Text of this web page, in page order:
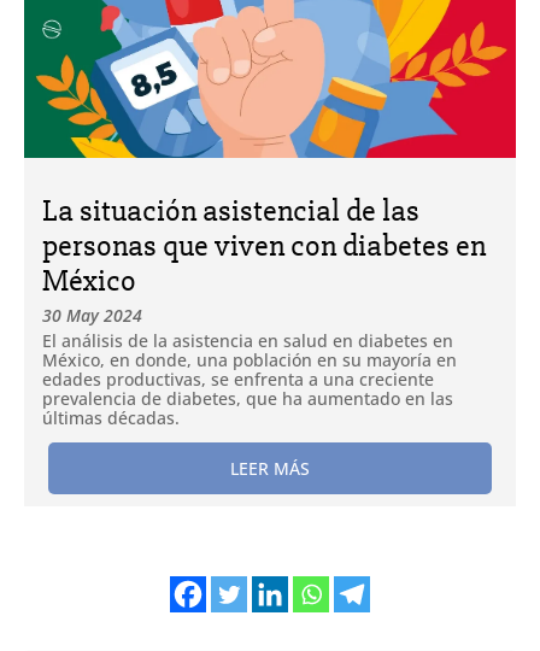
La situación asistencial de las
personas que viven con diabetes en
México
30 May 2024
El análisis de la asistencia en salud en diabetes en
México, en donde, una población en su mayoría en
edades productivas, se enfrenta a una creciente
prevalencia de diabetes, que ha aumentado en las
últimas décadas.
LEER MÁS